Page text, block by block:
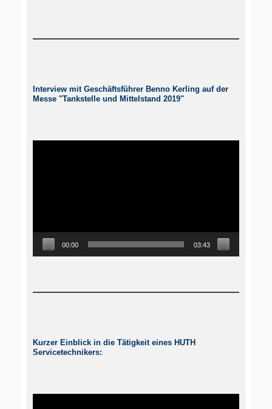
Interview mit Geschäftsführer Benno Kerling auf der
Messe "Tankstelle und Mittelstand 2019"
00:00 03:43
Kurzer Einblick in die Tätigkeit eines HUTH
Servicetechnikers: